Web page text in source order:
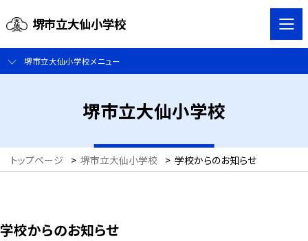
堺市立大仙小学校
堺市立大仙小学校メニュー
堺市立大仙小学校
トップページ > 堺市立大仙小学校 > 学校からのお知らせ
学校からのお知らせ